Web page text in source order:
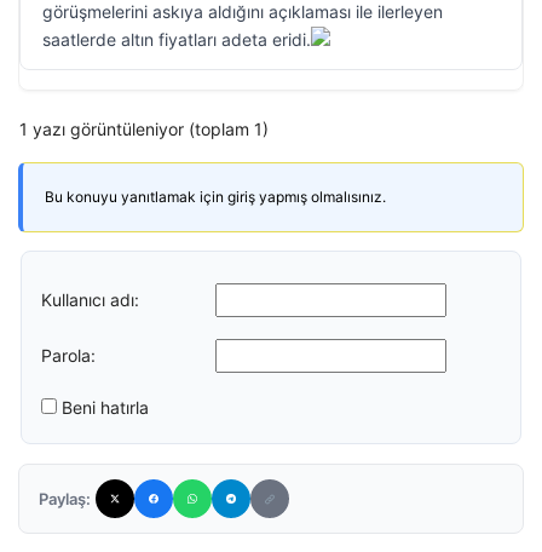
görüşmelerini askıya aldığını açıklaması ile ilerleyen
saatlerde altın fiyatları adeta eridi.
1 yazı görüntüleniyor (toplam 1)
Bu konuyu yanıtlamak için giriş yapmış olmalısınız.
Kullanıcı adı:
Parola:
Beni hatırla
Paylaş: